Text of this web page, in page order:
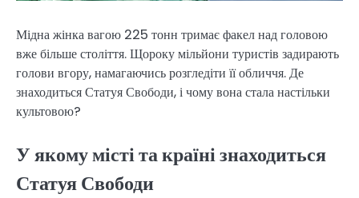
Мідна жінка вагою 225 тонн тримає факел над головою
вже більше століття. Щороку мільйони туристів задирають
голови вгору, намагаючись розгледіти її обличчя. Де
знаходиться Статуя Свободи, і чому вона стала настільки
культовою?
У якому місті та країні знаходиться
Статуя Свободи